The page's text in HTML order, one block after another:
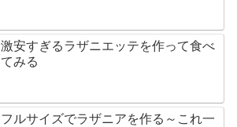
激安すぎるラザニエッテを作って食べ
てみる
フルサイズでラザニアを作る～これ一